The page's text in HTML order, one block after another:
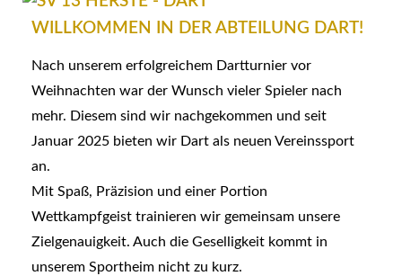
WILLKOMMEN IN DER ABTEILUNG DART!
Nach unserem erfolgreichem Dartturnier vor
Weihnachten war der Wunsch vieler Spieler nach
mehr. Diesem sind wir nachgekommen und seit
Januar 2025 bieten wir Dart als neuen Vereinssport
an.
Mit Spaß, Präzision und einer Portion
Wettkampfgeist trainieren wir gemeinsam unsere
Zielgenauigkeit. Auch die Geselligkeit kommt in
unserem Sportheim nicht zu kurz.